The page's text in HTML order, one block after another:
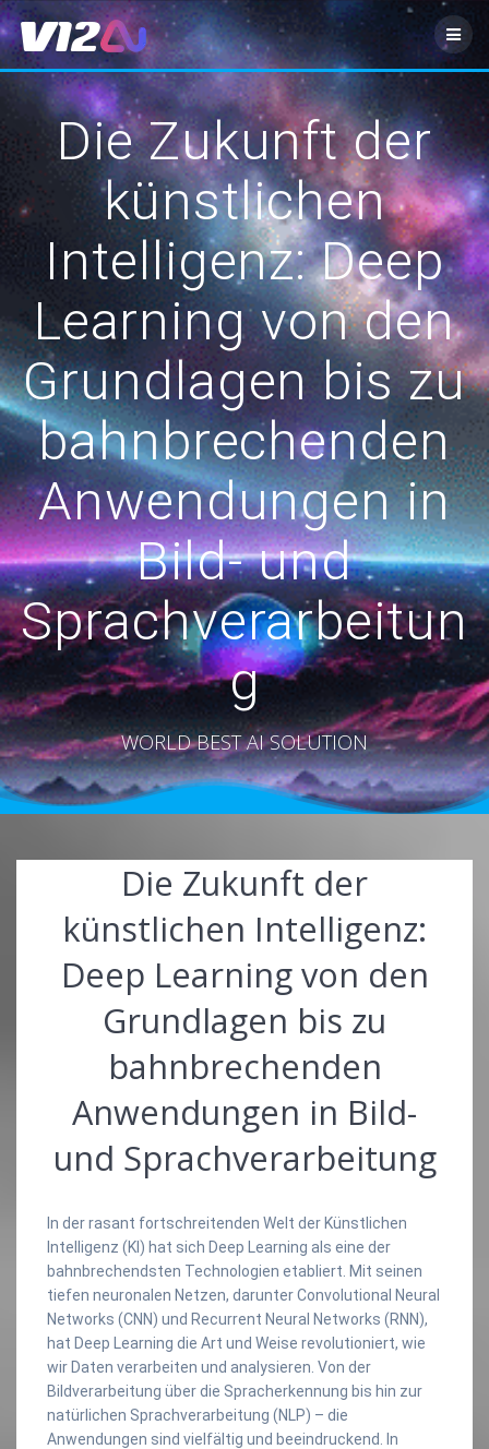
Zum
Inhalt
springen
Die Zukunft der
künstlichen
Intelligenz: Deep
Learning von den
Grundlagen bis zu
bahnbrechenden
Anwendungen in
Bild- und
Sprachverarbeitun
g
WORLD BEST AI SOLUTION
Die Zukunft der
künstlichen Intelligenz:
Deep Learning von den
Grundlagen bis zu
bahnbrechenden
Anwendungen in Bild-
und Sprachverarbeitung
In der rasant fortschreitenden Welt der Künstlichen
Intelligenz (KI) hat sich Deep Learning als eine der
bahnbrechendsten Technologien etabliert. Mit seinen
tiefen neuronalen Netzen, darunter Convolutional Neural
Networks (CNN) und Recurrent Neural Networks (RNN),
hat Deep Learning die Art und Weise revolutioniert, wie
wir Daten verarbeiten und analysieren. Von der
Bildverarbeitung über die Spracherkennung bis hin zur
natürlichen Sprachverarbeitung (NLP) – die
Anwendungen sind vielfältig und beeindruckend. In